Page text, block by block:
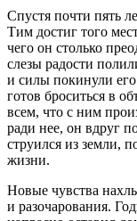
Спустя почти пять
Тим достиг того
чего он столько
слезы радости
и силы покинули
готов броситься в
всем, что с ним
ради нее, он вдруг
струился из земли,
жизни.
Новые чувства
и разочарования.